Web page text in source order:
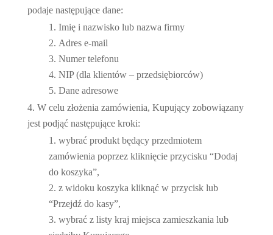
podaje następujące dane:
Imię i nazwisko lub nazwa firmy
Adres e-mail
Numer telefonu
NIP (dla klientów – przedsiębiorców)
Dane adresowe
W celu złożenia zamówienia, Kupujący zobowiązany
jest podjąć następujące kroki:
wybrać produkt będący przedmiotem
zamówienia poprzez kliknięcie przycisku “Dodaj
do koszyka”,
z widoku koszyka kliknąć w przycisk lub
“Przejdź do kasy”,
wybrać z listy kraj miejsca zamieszkania lub